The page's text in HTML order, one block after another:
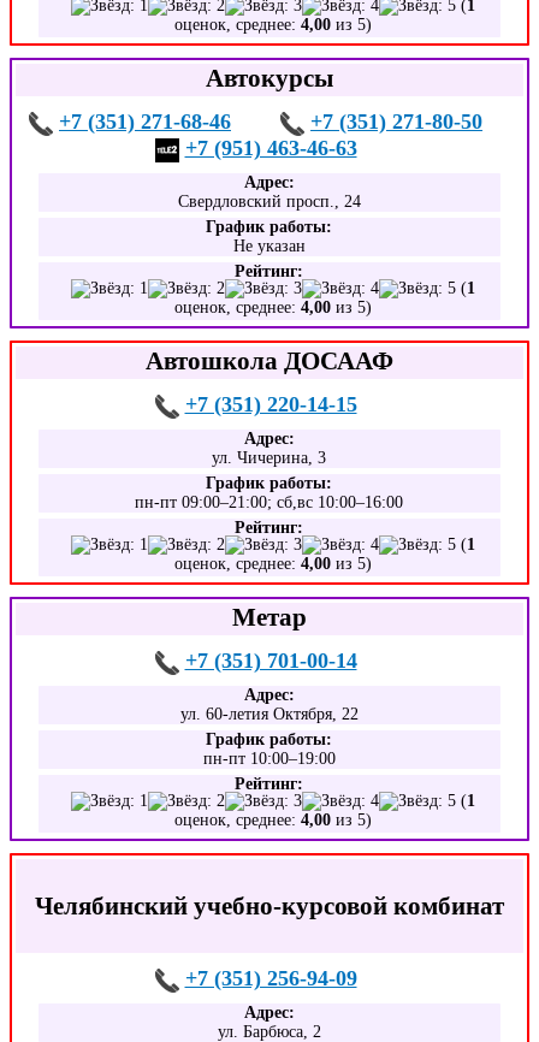
(1
оценок, среднее:4,00 из 5)
Автокурсы
+7 (351) 271-68-46
+7 (351) 271-80-50
+7 (951) 463-46-63
Адрес:
Свердловский просп., 24
График работы:
Не указан
Рейтинг:
(1
оценок, среднее:4,00 из 5)
Автошкола ДОСААФ
+7 (351) 220-14-15
Адрес:
ул. Чичерина, 3
График работы:
пн-пт 09:00–21:00; сб,вс 10:00–16:00
Рейтинг:
(1
оценок, среднее:4,00 из 5)
Метар
+7 (351) 701-00-14
Адрес:
ул. 60-летия Октября, 22
График работы:
пн-пт 10:00–19:00
Рейтинг:
(1
оценок, среднее:4,00 из 5)
Челябинский учебно-курсовой комбинат
+7 (351) 256-94-09
Адрес:
ул. Барбюса, 2